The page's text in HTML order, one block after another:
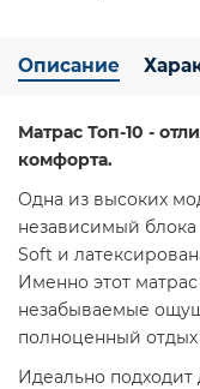
Описание
Матрас Топ-10 -
комфорта.
Одна из высоких
независимый блока
Soft и
Именно этот
незабываемые
полноценный
Идеально подходит